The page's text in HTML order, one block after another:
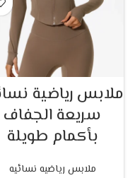
ملابس رياضية
سريعة الجفاف
بأكمام طويلة
ملابس رياضيه نسائيه